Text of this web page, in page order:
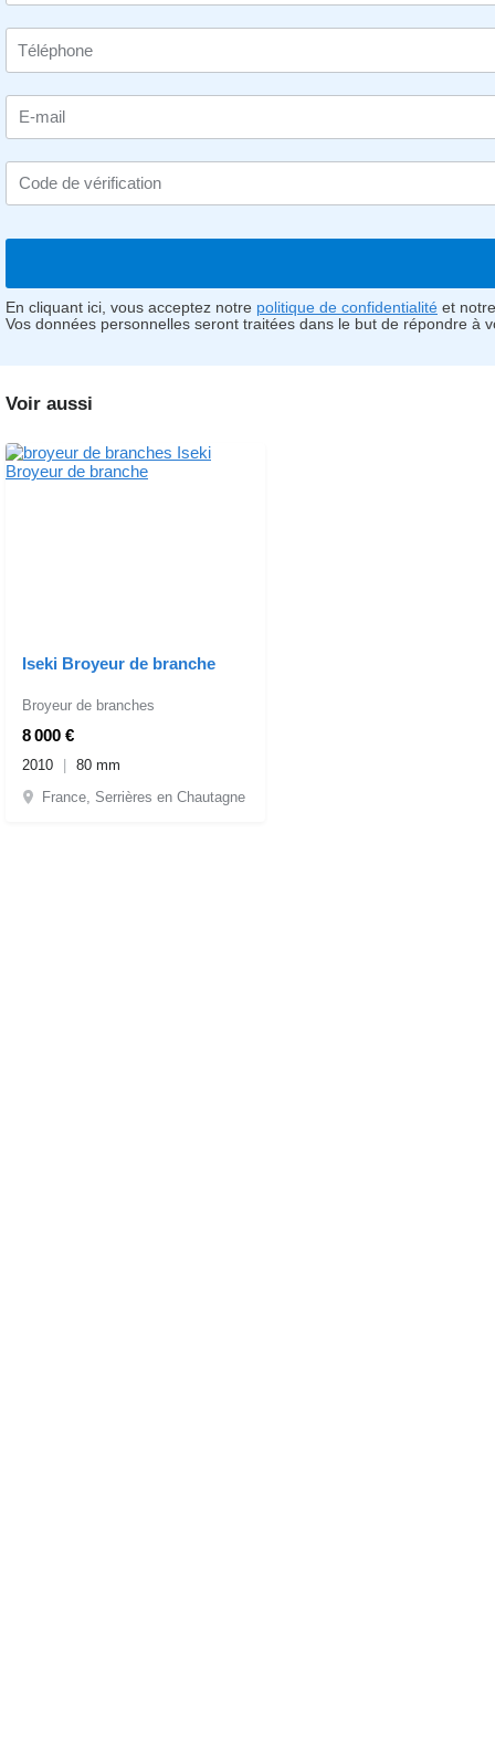
E-mail
Code de vérification
En cliquant ici, vous acceptez notre politique de confidentialité et
Vos données personnelles seront traitées dans le but de répondre à
Voir aussi
Iseki Broyeur de branche
8 000 €
Broyeur de branches
2010
80 mm
France, Serrières en Chautagne